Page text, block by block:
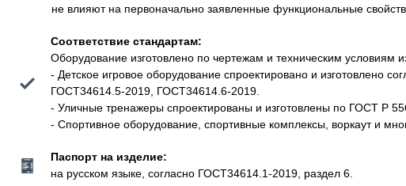
не влияют на первоначально заявленные функциональные
Соответствие стандартам:
Оборудование изготовлено по чертежам и техническим условиям
- Детское игровое оборудование спроектировано и
ГОСТ34614.5-2019, ГОСТ34614.6-2019.
- Уличные тренажеры спроектированы и изготовлены по ГОСТ Р
- Спортивное оборудование, спортивные комплексы, воркаут и
Паспорт на изделие:
на русском языке, согласно ГОСТ34614.1-2019, раздел 6.